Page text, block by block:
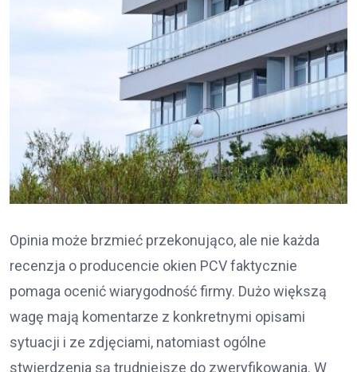
Opinia może brzmieć przekonująco, ale nie każda
recenzja o producencie okien PCV faktycznie
pomaga ocenić wiarygodność firmy. Dużo większą
wagę mają komentarze z konkretnymi opisami
sytuacji i ze zdjęciami, natomiast ogólne
stwierdzenia są trudniejsze do zweryfikowania. W